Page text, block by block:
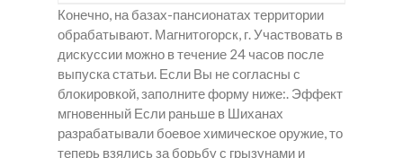
Конечно, на базах-пансионатах территории
обрабатывают. Магнитогорск, г. Участвовать в
дискуссии можно в течение 24 часов после
выпуска статьи. Если Вы не согласны с
блокировкой, заполните форму ниже:. Эффект
мгновенный Если раньше в Шиханах
разрабатывали боевое химическое оружие, то
теперь взялись за борьбу с грызунами и